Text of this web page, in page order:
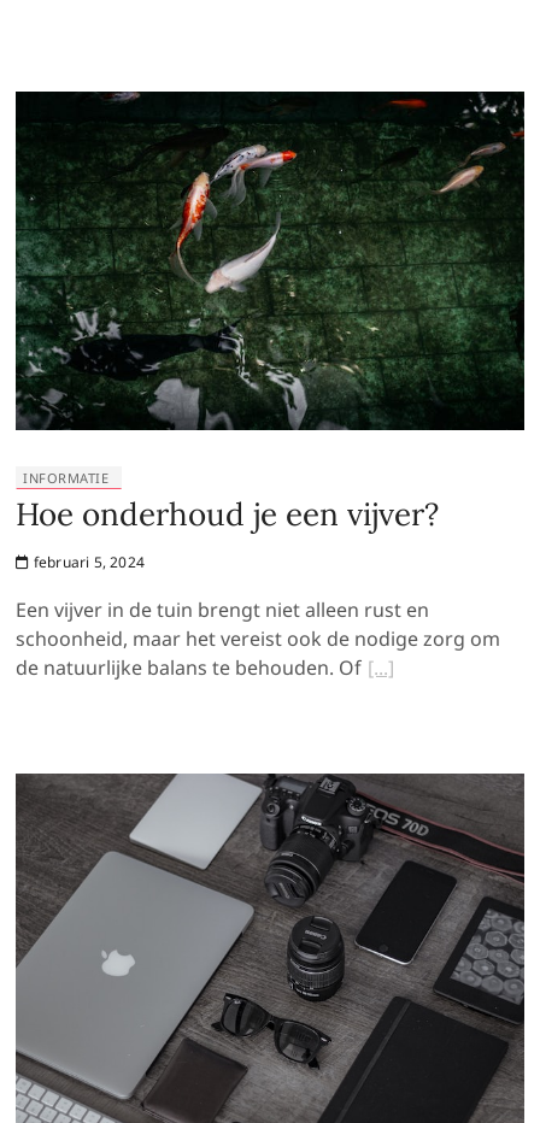
INFORMATIE
Hoe onderhoud je een vijver?
februari 5, 2024
Een vijver in de tuin brengt niet alleen rust en
schoonheid, maar het vereist ook de nodige zorg om
de natuurlijke balans te behouden. Of